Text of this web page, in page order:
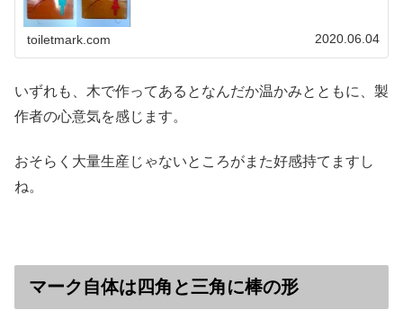
toiletmark.com 2020.06.04
いずれも、木で作ってあるとなんだか温かみとともに、製
作者の心意気を感じます。
おそらく大量生産じゃないところがまた好感持てますし
ね。
マーク自体は四角と三角に棒の形